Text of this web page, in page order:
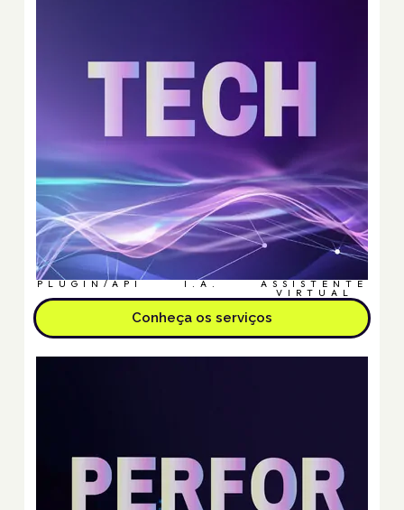
PLUGIN/API I.A. ASSISTENTE
VIRTUAL
Conheça os serviços